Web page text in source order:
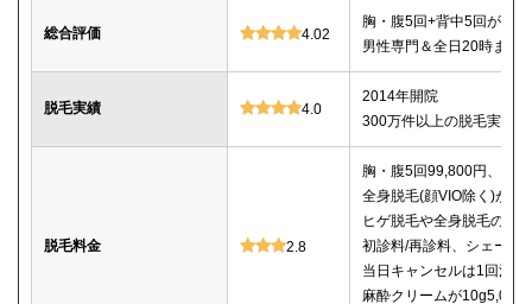
総合評価 4.02
胸・腹5回+背中5回が
男性専門＆全日20時まで
脱毛実績 4.0
2014年開院
300万件以上の脱毛実績
脱毛料金 2.8
胸・腹5回99,800円、背
全身脱毛(顔VIO除く)が5
ヒゲ脱毛や全身脱毛のコ
初診料/再診料、シェービ
当日キャンセルは1回消化
麻酔クリームが10g5,000